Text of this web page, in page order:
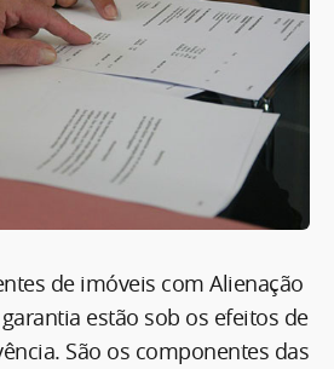
de imóveis com Alienação
estão sob os efeitos de
São os componentes das